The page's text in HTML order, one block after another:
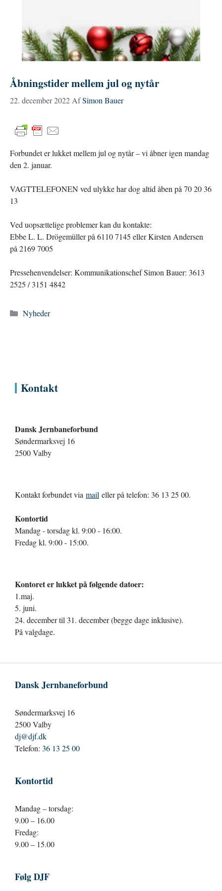
Åbningstider mellem jul og nytår
22. december 2022 AfSimon Bauer
Forbundet er lukket mellem jul og nytår – vi åbner igen mandag
den 2. januar.
VAGTTELEFONEN ved ulykke har dog altid åben på 70 20 36
13
Ved uopsættelige problemer kan du kontakte:
Ebbe L. L. Drögemüller på 6110 7145 eller Kirsten Andersen
på 2169 7005
Pressehenvendelser: Kommunikationschef Simon Bauer: 3613
2525 / 3151 4842
Kategorier
Nyheder
Kontakt
Dansk Jernbaneforbund
Søndermarksvej 16
2500 Valby
Kontakt forbundet via mail eller på telefon: 36 13 25 00.
Kontortid
Mandag - torsdag kl. 9:00 - 16:00.
Fredag kl. 9:00 - 15:00.
Kontoret er lukket på følgende datoer:
1.maj.
5. juni.
24. december til 31. december (begge dage inklusive).
På valgdage.
Dansk Jernbaneforbund
Søndermarksvej 16
2500 Valby
dj@djf.dk
Telefon: 36 13 25 00
Kontortid
Mandag – torsdag:
9.00 – 16.00
Fredag:
9.00 – 15.00
Følg DJF